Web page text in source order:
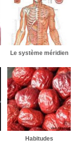
Le système méridien
Habitudes